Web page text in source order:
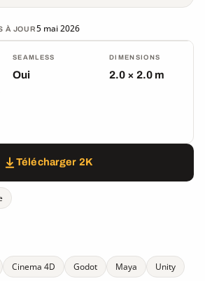
À JOUR5 mai 2026
SEAMLESS
Oui
DIMENSIONS
2.0 × 2.0 m
Télécharger 2K
Cinema 4D Godot Maya
Unity